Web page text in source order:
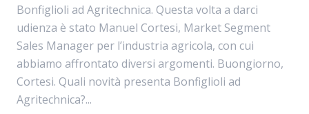
Bonfiglioli ad Agritechnica. Questa volta a darci
udienza è stato Manuel Cortesi, Market Segment
Sales Manager per l’industria agricola, con cui
abbiamo affrontato diversi argomenti. Buongiorno,
Cortesi. Quali novità presenta Bonfiglioli ad
Agritechnica?...